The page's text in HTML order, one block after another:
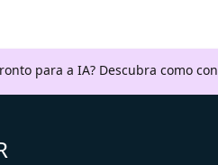
para a IA? Descubra como